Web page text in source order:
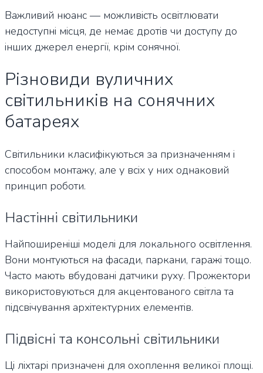
Важливий нюанс — можливість освітлювати
недоступні місця, де немає дротів чи доступу до
інших джерел енергії, крім сонячної.
Різновиди вуличних
світильників на сонячних
батареях
Світильники класифікуються за призначенням і
способом монтажу, але у всіх у них однаковий
принцип роботи.
Настінні світильники
Найпоширеніші моделі для локального освітлення.
Вони монтуються на фасади, паркани, гаражі тощо.
Часто мають вбудовані датчики руху. Прожектори
використовуються для акцентованого світла та
підсвічування архітектурних елементів.
Підвісні та консольні світильники
Ці ліхтарі призначені для охоплення великої площі.